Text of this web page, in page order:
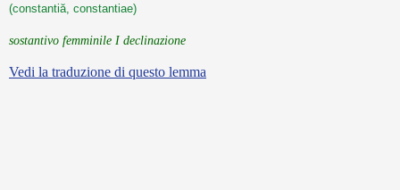
(constantiă, constantiae)
sostantivo femminile I declinazione
Vedi la traduzione di questo lemma